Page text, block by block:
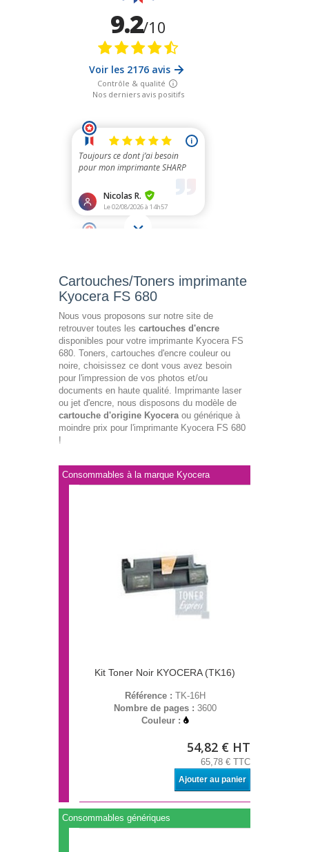
Cartouches/Toners imprimante
Kyocera FS 680
Nous vous proposons sur notre site de
retrouver toutes les cartouches d'encre
disponibles pour votre imprimante Kyocera FS
680. Toners, cartouches d'encre couleur ou
noire, choisissez ce dont vous avez besoin
pour l'impression de vos photos et/ou
documents en haute qualité. Imprimante laser
ou jet d'encre, nous disposons du modèle de
cartouche d'origine Kyoceraou générique à
moindre prix pour l'imprimante Kyocera FS 680
!
Consommables à la marque Kyocera
Kit Toner Noir KYOCERA (TK16)
Référence : TK-16H
Nombre de pages : 3600
Couleur :
54,82 € HT
65,78 € TTC
Ajouter au panier
Consommables génériques